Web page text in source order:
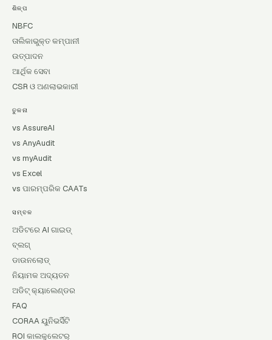
ଶିଳ୍ପ
NBFC
ତାଲିକାଭୁକ୍ତ କମ୍ପାନୀ
ଉତ୍ପାଦନ
ଆର୍ଥିକ ସେବା
CSR ଓ ଅଣଲାଭକାରୀ
ତୁଳନା
vs AssureAI
vs AnyAudit
vs myAudit
vs Excel
vs ପାରମ୍ପରିକ CAATs
ସମ୍ବଳ
ଅଡିଟରେ AI ଗାଇଡ୍
ବ୍ଲଗ୍
ଡାଉନଲୋଡ୍
ନିୟାମକ ଅଦ୍ୟତନ
ଅଡିଟ୍ କ୍ୟାଲେଣ୍ଡର
FAQ
CORAA ୟୁନିଭର୍ସିଟି
ROI କାଲକୁଲେଟର୍